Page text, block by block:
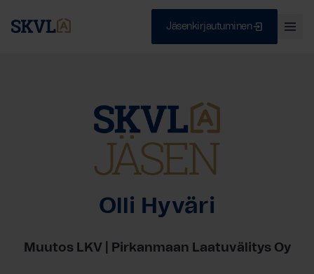
Jäsenkirjautuminen
Olli Hyväri
Muutos LKV | Pirkanmaan Laatuvälitys Oy